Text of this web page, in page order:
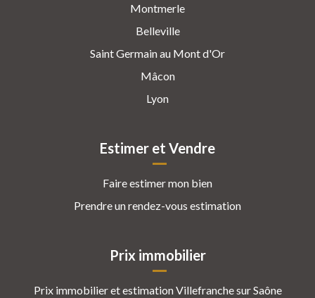
Montmerle
Belleville
Saint Germain au Mont d'Or
Mâcon
Lyon
Estimer et Vendre
Faire estimer mon bien
Prendre un rendez-vous estimation
Prix immobilier
Prix immobilier et estimation Villefranche sur Saône